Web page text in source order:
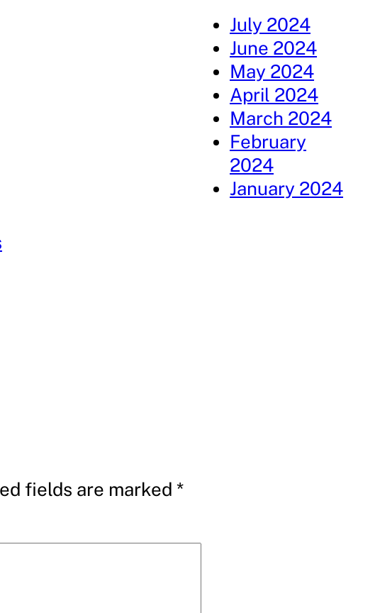
fields are marked *
July 2024
June 2024
May 2024
April 2024
March 2024
February
2024
January 2024